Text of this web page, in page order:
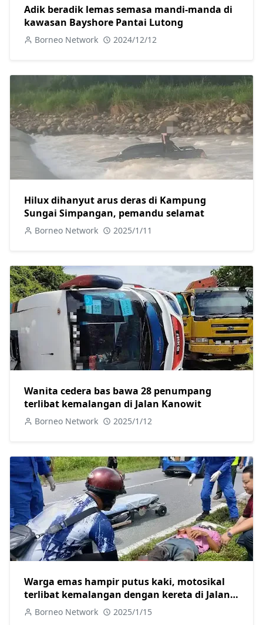
Adik beradik lemas semasa mandi-manda di
kawasan Bayshore Pantai Lutong
Borneo Network 2024/12/12
Hilux dihanyut arus deras di Kampung
Sungai Simpangan, pemandu selamat
Borneo Network 2025/1/11
Wanita cedera bas bawa 28 penumpang
terlibat kemalangan di Jalan Kanowit
Borneo Network 2025/1/12
Warga emas hampir putus kaki, motosikal
terlibat kemalangan dengan kereta di Jalan
Skim B Sarikei
Borneo Network 2025/1/15